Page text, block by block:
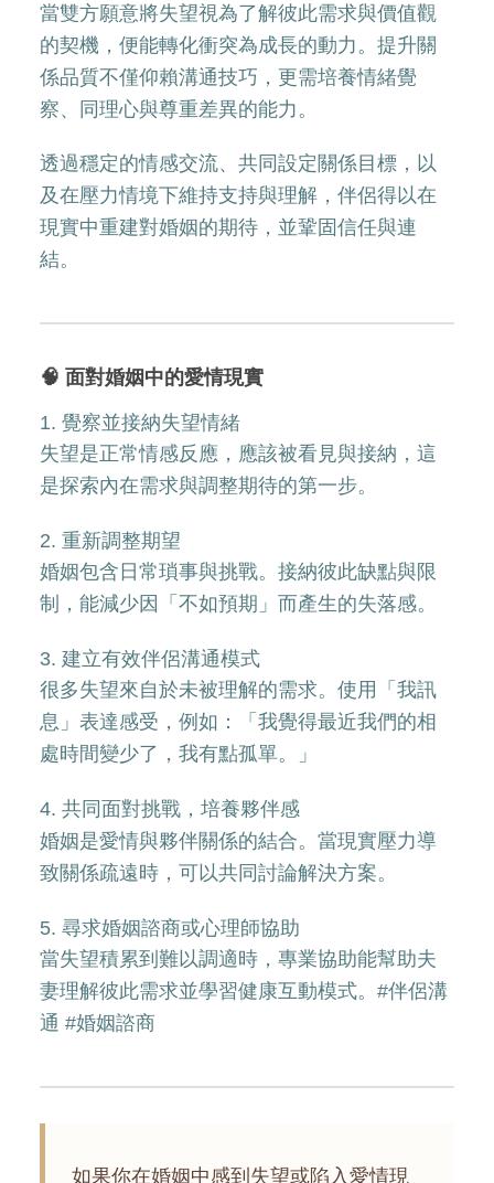
當雙方願意將失望視為了解彼此需求與價值觀
的契機，便能轉化衝突為成長的動力。提升關
係品質不僅仰賴溝通技巧，更需培養情緒覺
察、同理心與尊重差異的能力。
透過穩定的情感交流、共同設定關係目標，以
及在壓力情境下維持支持與理解，伴侶得以在
現實中重建對婚姻的期待，並鞏固信任與連
結。
🧠 面對婚姻中的愛情現實
1. 覺察並接納失望情緒
失望是正常情感反應，應該被看見與接納，這
是探索內在需求與調整期待的第一步。
2. 重新調整期望
婚姻包含日常瑣事與挑戰。接納彼此缺點與限
制，能減少因「不如預期」而產生的失落感。
3. 建立有效伴侶溝通模式
很多失望來自於未被理解的需求。使用「我訊
息」表達感受，例如：「我覺得最近我們的相
處時間變少了，我有點孤單。」
4. 共同面對挑戰，培養夥伴感
婚姻是愛情與夥伴關係的結合。當現實壓力導
致關係疏遠時，可以共同討論解決方案。
5. 尋求婚姻諮商或心理師協助
當失望積累到難以調適時，專業協助能幫助夫
妻理解彼此需求並學習健康互動模式。#伴侶溝
通 #婚姻諮商
如果你在婚姻中感到失望或陷入愛情現